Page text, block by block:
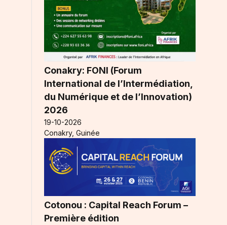
Conakry: FONI (Forum
International de l’Intermédiation,
du Numérique et de l’Innovation)
2026
19-10-2026
Conakry, Guinée
Cotonou : Capital Reach Forum –
Première édition